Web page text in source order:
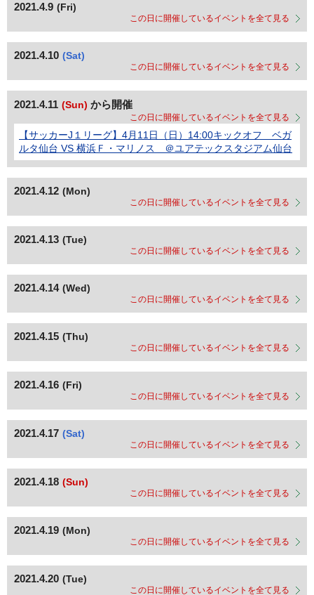
2021.4.9 (Fri)
この日に開催しているイベントを全て見る
2021.4.10 (Sat)
この日に開催しているイベントを全て見る
2021.4.11 (Sun) から開催
この日に開催しているイベントを全て見る
【サッカーJ１リーグ】4月11日（日）14:00キックオフ ベガ
ルタ仙台 VS 横浜Ｆ・マリノス ＠ユアテックスタジアム仙台
2021.4.12 (Mon)
この日に開催しているイベントを全て見る
2021.4.13 (Tue)
この日に開催しているイベントを全て見る
2021.4.14 (Wed)
この日に開催しているイベントを全て見る
2021.4.15 (Thu)
この日に開催しているイベントを全て見る
2021.4.16 (Fri)
この日に開催しているイベントを全て見る
2021.4.17 (Sat)
この日に開催しているイベントを全て見る
2021.4.18 (Sun)
この日に開催しているイベントを全て見る
2021.4.19 (Mon)
この日に開催しているイベントを全て見る
2021.4.20 (Tue)
この日に開催しているイベントを全て見る